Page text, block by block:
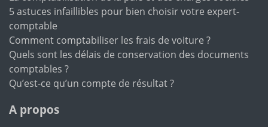
5 astuces infaillibles pour bien choisir votre expert-
comptable
Comment comptabiliser les frais de voiture ?
Quels sont les délais de conservation des documents
comptables ?
Qu’est-ce qu’un compte de résultat ?
A propos